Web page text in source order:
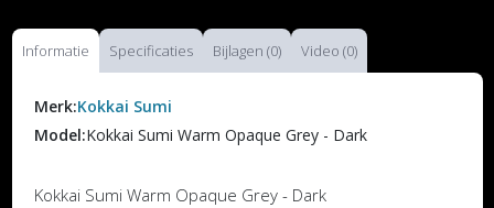
Informatie Specificaties Bijlagen (0) Video (0)
Merk:Kokkai Sumi
Model:Kokkai Sumi Warm Opaque Grey - Dark
Kokkai Sumi Warm Opaque Grey - Dark